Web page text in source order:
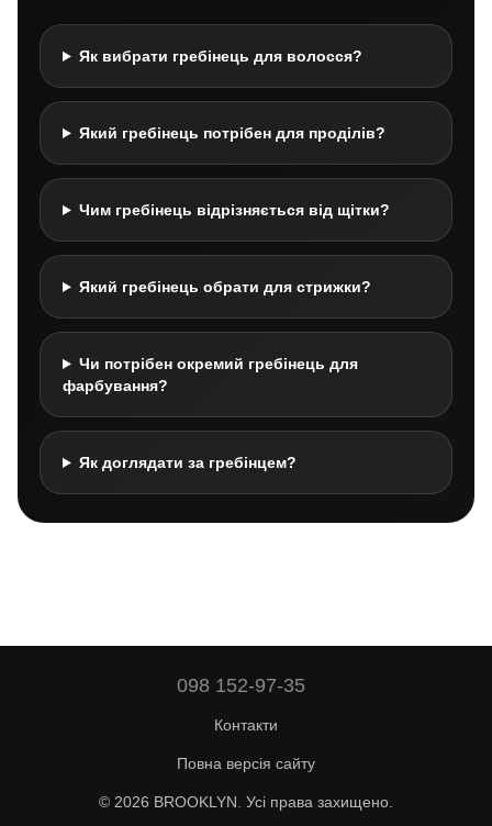
Як вибрати гребінець для волосся?
Який гребінець потрібен для проділів?
Чим гребінець відрізняється від щітки?
Який гребінець обрати для стрижки?
Чи потрібен окремий гребінець для
фарбування?
Як доглядати за гребінцем?
098 152-97-35
Контакти
Повна версія сайту
© 2026 BROOKLYN. Усі права захищено.